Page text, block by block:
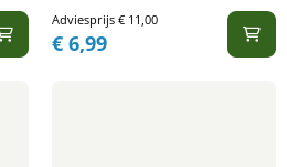
Adviesprijs €11,00
€6,99